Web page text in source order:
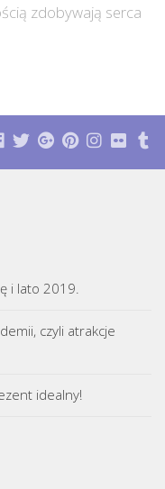
zdobywają serca
i lato 2019.
czyli atrakcje
idealny!